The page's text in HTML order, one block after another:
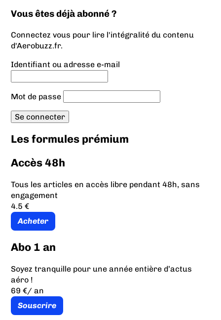
Vous êtes déjà abonné ?
Connectez vous pour lire l'intégralité du contenu
d'Aerobuzz.fr.
Identifiant ou adresse e-mail
Mot de passe
Les formules prémium
Accès 48h
Tous les articles en accès libre pendant 48h, sans
engagement
4.5 €
Acheter
Abo 1 an
Soyez tranquille pour une année entière d’actus
aéro !
69 €/ an
Souscrire